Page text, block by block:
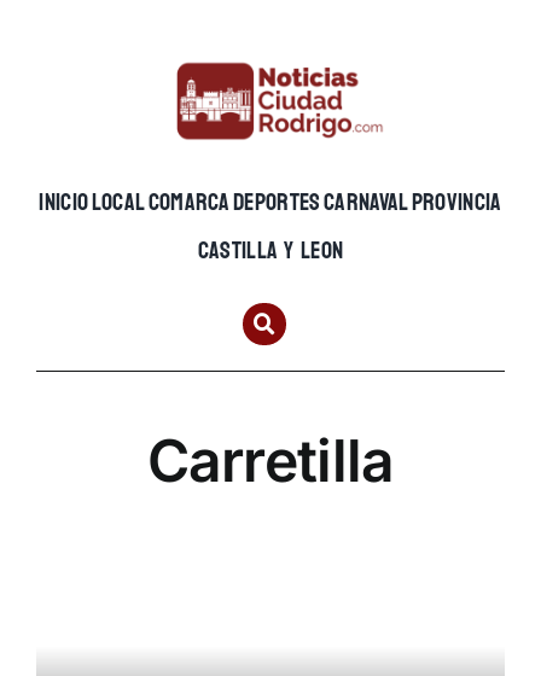
INICIOLOCALCOMARCADEPORTESCARNAVALPROVINCIA
CASTILLA Y LEON
Carretilla